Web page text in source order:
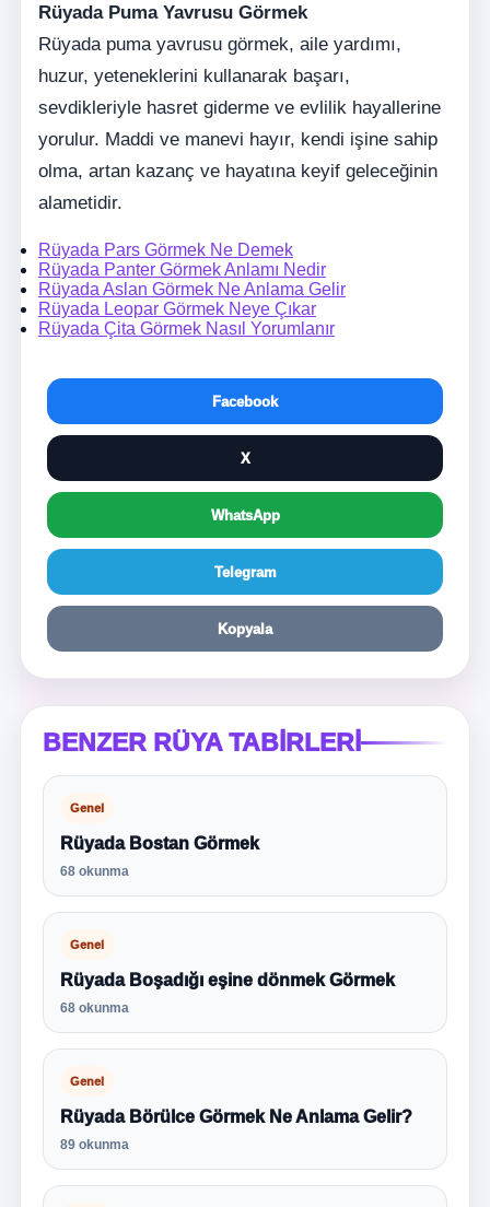
Rüyada Puma Yavrusu Görmek
Rüyada puma yavrusu görmek, aile yardımı,
huzur, yeteneklerini kullanarak başarı,
sevdikleriyle hasret giderme ve evlilik hayallerine
yorulur. Maddi ve manevi hayır, kendi işine sahip
olma, artan kazanç ve hayatına keyif geleceğinin
alametidir.
Rüyada Pars Görmek Ne Demek
Rüyada Panter Görmek Anlamı Nedir
Rüyada Aslan Görmek Ne Anlama Gelir
Rüyada Leopar Görmek Neye Çıkar
Rüyada Çita Görmek Nasıl Yorumlanır
Facebook
X
WhatsApp
Telegram
Kopyala
BENZER RÜYA TABIRLERI
Genel
Rüyada Bostan Görmek
68 okunma
Genel
Rüyada Boşadığı eşine dönmek Görmek
68 okunma
Genel
Rüyada Börülce Görmek Ne Anlama Gelir?
89 okunma